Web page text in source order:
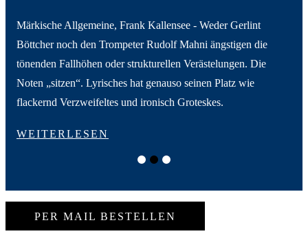
Märkische Allgemeine, Frank Kallensee - Weder Gerlint
Böttcher noch den Trompeter Rudolf Mahni ängstigen die
tönenden Fallhöhen oder strukturellen Verästelungen. Die
Noten „sitzen“. Lyrisches hat genauso seinen Platz wie
flackernd Verzweifeltes und ironisch Groteskes.
WEITERLESEN
PER MAIL BESTELLEN